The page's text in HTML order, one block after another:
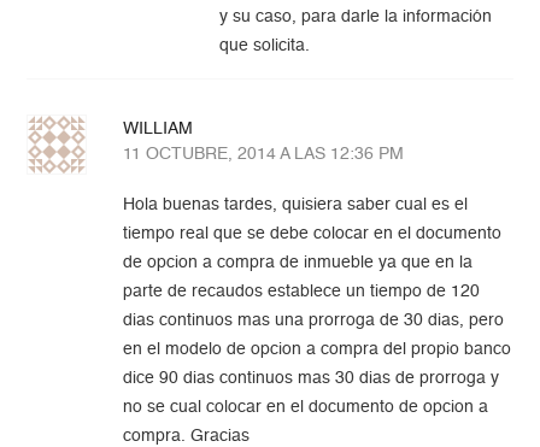
y su caso, para darle la información
que solicita.
WILLIAM
11 OCTUBRE, 2014 A LAS 12:36 PM
Hola buenas tardes, quisiera saber cual es el
tiempo real que se debe colocar en el documento
de opcion a compra de inmueble ya que en la
parte de recaudos establece un tiempo de 120
dias continuos mas una prorroga de 30 dias, pero
en el modelo de opcion a compra del propio banco
dice 90 dias continuos mas 30 dias de prorroga y
no se cual colocar en el documento de opcion a
compra. Gracias